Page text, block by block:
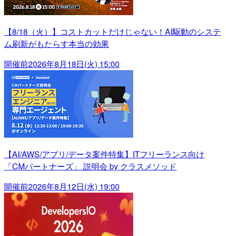
【8/18（火）】コストカットだけじゃない！AI駆動のシステ
ム刷新がもたらす本当の効果
開催前2026年8月18日(火) 15:00
【AI/AWS/アプリ/データ案件特集】ITフリーランス向け
「CMパートナーズ」 説明会 by クラスメソッド
開催前2026年8月12日(水) 19:00